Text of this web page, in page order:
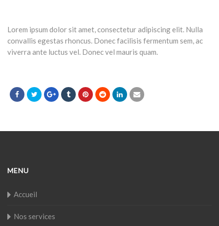
Lorem ipsum dolor sit amet, consectetur adipiscing elit. Nulla
convallis egestas rhoncus. Donec facilisis fermentum sem, ac
viverra ante luctus vel. Donec vel mauris quam.
MENU
Accueil
Nos services